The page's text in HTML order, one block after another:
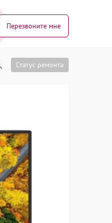
Перезвоните мне
Статус ремонта